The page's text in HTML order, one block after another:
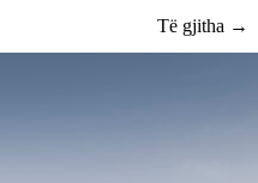
Të gjitha →